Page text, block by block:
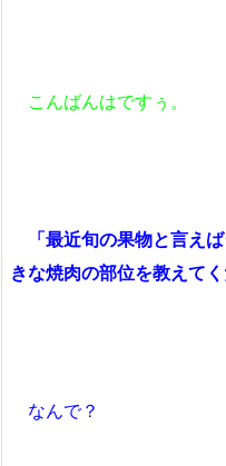
こんばんはですぅ。
「最近旬の果物と言え
きな焼肉の部位を教えてく
なんで？